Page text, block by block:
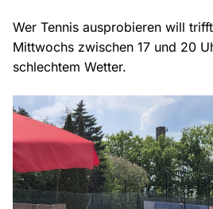
Wer Tennis ausprobieren will
Mittwochs zwischen 17 und 20
schlechtem Wetter.